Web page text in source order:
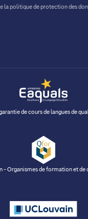
la politique de protection des
de cours de langues de
- Organismes de formation et de